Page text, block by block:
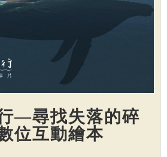
行—尋找失落的碎
位互動繪本